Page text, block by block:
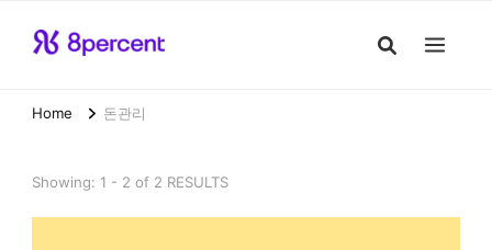
Home 돈관리
Showing: 1 - 2 of 2 RESULTS